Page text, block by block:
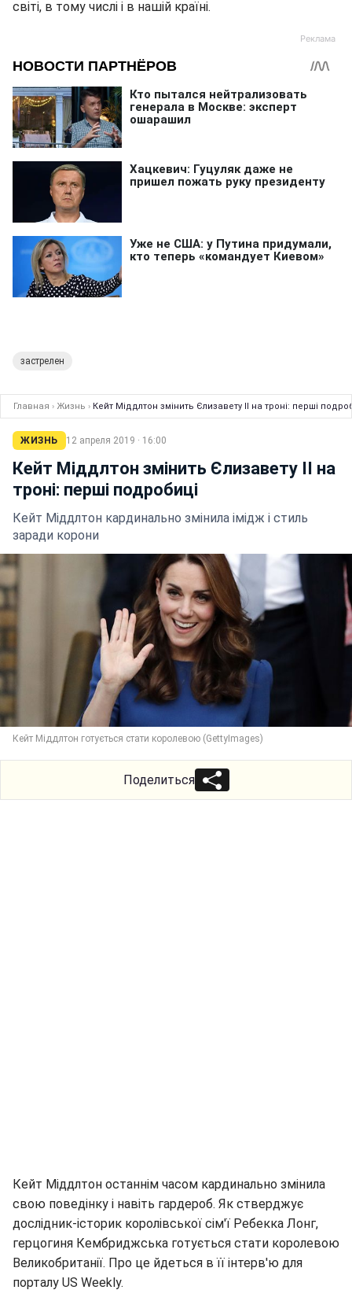
світі, в тому числі і в нашій країні.
застрелен
Главная › Жизнь › Кейт Міддлтон змінить Єлизавету ІІ на троні: перші
ЖИЗНЬ 12 апреля 2019 · 16:00
Кейт Міддлтон змінить Єлизавету ІІ на
троні: перші подробиці
Кейт Міддлтон кардинально змінила імідж і стиль
заради корони
Кейт Міддлтон готується стати королевою (GettyImages)
Поделиться
Кейт Міддлтон останнім часом кардинально змінила
свою поведінку і навіть гардероб. Як стверджує
дослідник-історик королівської сім'ї Ребекка Лонг,
герцогиня Кембриджська готується стати королевою
Великобританії. Про це йдеться в її інтерв'ю для
порталу US Weekly.